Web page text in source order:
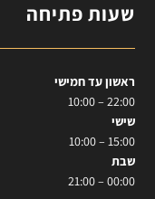
שעות פתיחה
ראשון עד חמישי
22:00 – 10:00
שישי
15:00 – 10:00
שבת
00:00 – 21:00